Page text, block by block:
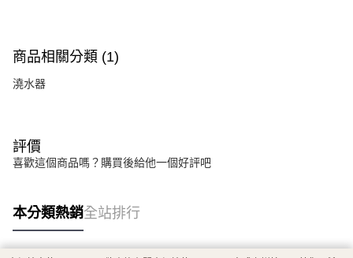
商品相關分類 (1)
澆水器
評價
喜歡這個商品嗎？購買後給他一個好評吧
本分類熱銷全站排行